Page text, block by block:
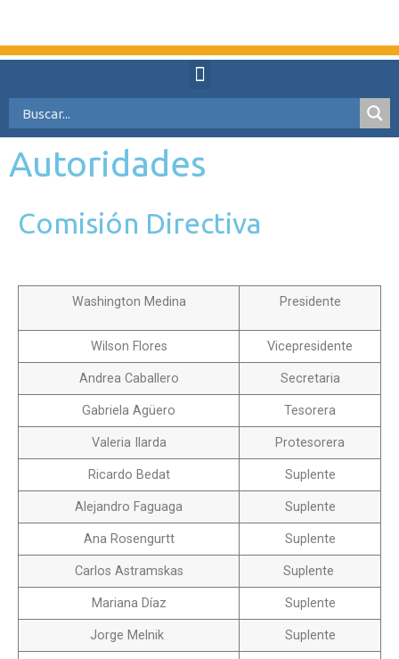
Autoridades
Comisión Directiva
Washington Medina Presidente
Wilson Flores Vicepresidente
Andrea Caballero Secretaria
Gabriela Agüero Tesorera
Valeria Ilarda Protesorera
Ricardo Bedat Suplente
Alejandro Faguaga Suplente
Ana Rosengurtt Suplente
Carlos Astramskas Suplente
Mariana Díaz Suplente
Jorge Melnik Suplente